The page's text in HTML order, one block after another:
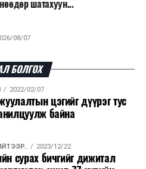
шатахуун...
08/07
компанийн ерөнхий
дэлбэлжээ...
тав хоногт 10 мянга гаруй
БОЛГОХ
2022/02/07
цэгийг дүүрэг тус
байна
2023/12/22
сурах бичгийг дижитал